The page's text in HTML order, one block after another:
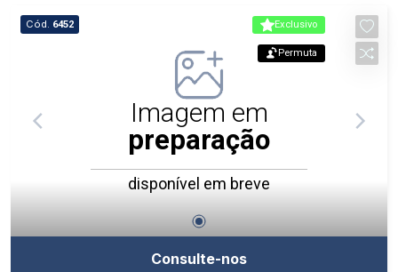
Exclusivo
Permuta
Cód. 6452
Imagem em
preparação
disponível em breve
Consulte-nos